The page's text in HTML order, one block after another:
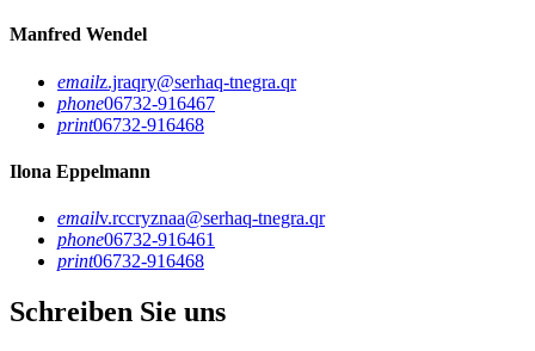
Manfred Wendel
emailz.jraqry@serhaq-tnegra.qr
phone06732-916467
print06732-916468
Ilona Eppelmann
emailv.rccryznaa@serhaq-tnegra.qr
phone06732-916461
print06732-916468
Schreiben Sie uns